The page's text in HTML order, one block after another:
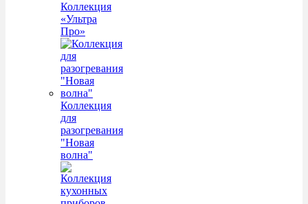
Коллекция
«Ультра
Про»
Коллекция
для
разогревания
"Новая
волна"